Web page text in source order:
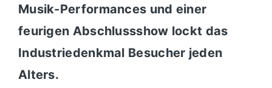
Musik-Performances und einer
feurigen Abschlussshow lockt das
Industriedenkmal Besucher jeden
Alters.